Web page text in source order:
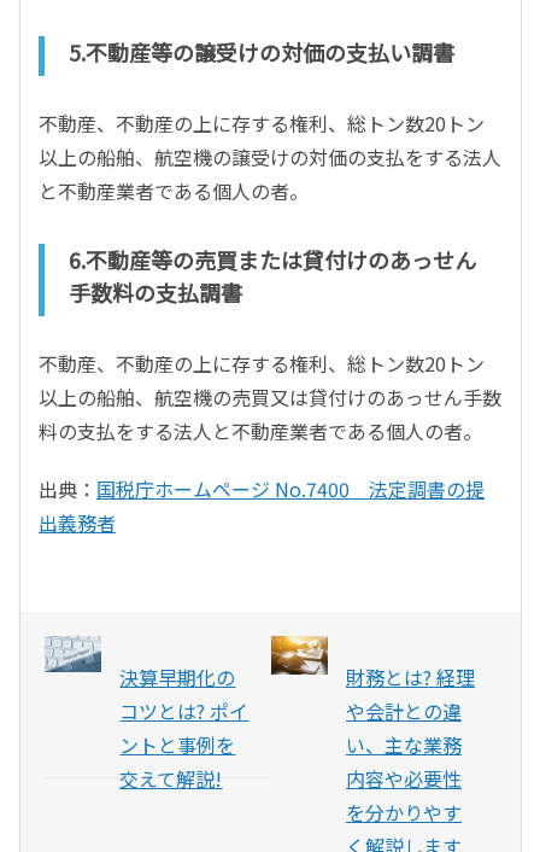
5.不動産等の譲受けの対価の支払い調書
不動産、不動産の上に存する権利、総トン数20トン
以上の船舶、航空機の譲受けの対価の支払をする法人
と不動産業者である個人の者。
6.不動産等の売買または貸付けのあっせん
手数料の支払調書
不動産、不動産の上に存する権利、総トン数20トン
以上の船舶、航空機の売買又は貸付けのあっせん手数
料の支払をする法人と不動産業者である個人の者。
出典： 国税庁ホームページ No.7400 法定調書の提
出義務者
決算早期化の
コツとは? ポイ
ントと事例を
交えて解説!
財務とは? 経理
や会計との違
い、主な業務
内容や必要性
を分かりやす